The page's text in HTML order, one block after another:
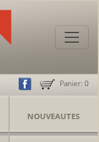
Panier: 0
NOUVEAUTES